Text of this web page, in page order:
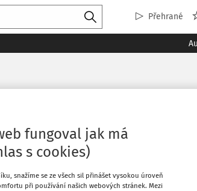
Přehrané
2
fungoval jak má
s cookies)
snažíme se ze všech sil přinášet vysokou úroveň
při používání našich webových stránek. Mezi